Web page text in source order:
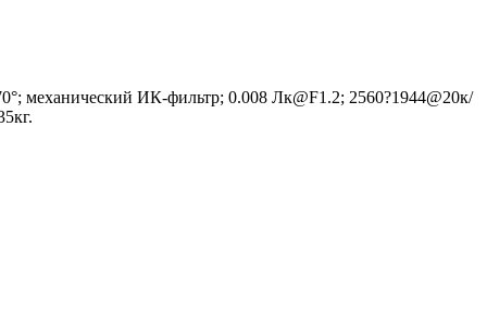
механический ИК-фильтр; 0.008 Лк@F1.2; 2560?1944@20к/